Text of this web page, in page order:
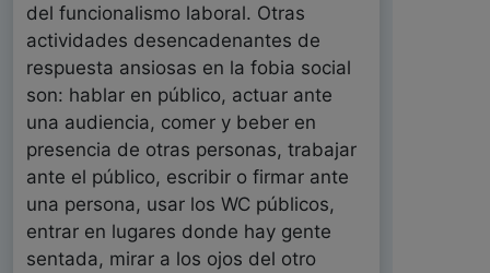
del funcionalismo laboral. Otras
actividades desencadenantes de
respuesta ansiosas en la fobia social
son: hablar en público, actuar ante
una audiencia, comer y beber en
presencia de otras personas, trabajar
ante el público, escribir o firmar ante
una persona, usar los WC públicos,
entrar en lugares donde hay gente
sentada, mirar a los ojos del otro